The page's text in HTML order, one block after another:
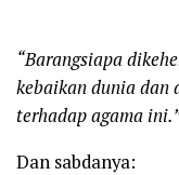
“Barangsiapa
kebaikan dunia dan
terhadap agama
Dan sabdanya: